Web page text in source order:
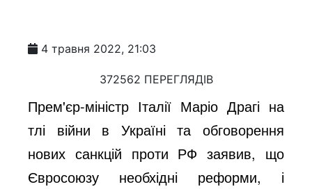
4 травня 2022, 21:03
372562 ПЕРЕГЛЯДІВ
Прем'єр-міністр Італії Маріо Драгі на
тлі війни в Україні та обговорення
нових санкцій проти РФ заявив, що
Євросоюзу необхідні реформи, і